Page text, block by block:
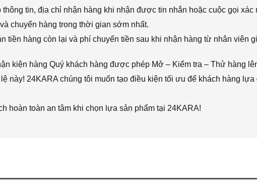
tin, địa chỉ nhận hàng khi nhận được tin nhắn hoặc cuộc gọi
chuyển hàng trong thời gian sớm nhất.
tiền hàng còn lại và phí chuyển tiền sau khi nhận hàng từ nhân viên
kiện hàng Quý khách hàng được phép Mở – Kiểm tra – Thử hàng
này! 24KARA chúng tôi muốn tạo điều kiện tối ưu để khách hàng
hoàn toàn an tâm khi chọn lựa sản phẩm tại 24KARA!